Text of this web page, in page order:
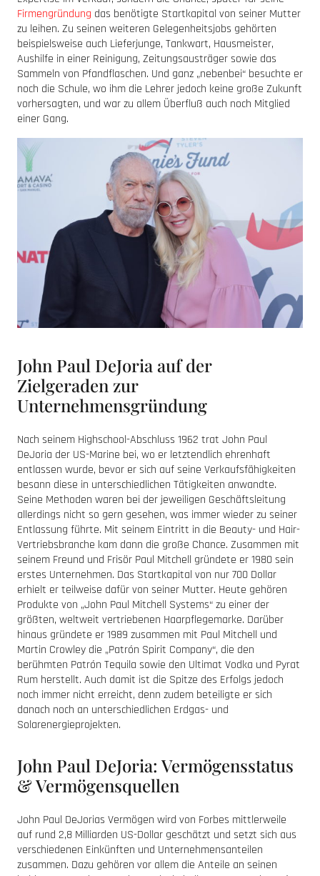
Firmengründung das benötigte Startkapital von seiner Mutter
zu leihen. Zu seinen weiteren Gelegenheitsjobs gehörten
beispielsweise auch Lieferjunge, Tankwart, Hausmeister,
Aushilfe in einer Reinigung, Zeitungsausträger sowie das
Sammeln von Pfandflaschen. Und ganz „nebenbei“ besuchte er
noch die Schule, wo ihm die Lehrer jedoch keine große Zukunft
vorhersagten, und war zu allem Überfluß auch noch Mitglied
einer Gang.
John Paul DeJoria auf der
Zielgeraden zur
Unternehmensgründung
Nach seinem Highschool-Abschluss 1962 trat John Paul
DeJoria der US-Marine bei, wo er letztendlich ehrenhaft
entlassen wurde, bevor er sich auf seine Verkaufsfähigkeiten
besann diese in unterschiedlichen Tätigkeiten anwandte.
Seine Methoden waren bei der jeweiligen Geschäftsleitung
allerdings nicht so gern gesehen, was immer wieder zu seiner
Entlassung führte. Mit seinem Eintritt in die Beauty- und Hair-
Vertriebsbranche kam dann die große Chance. Zusammen mit
seinem Freund und Frisör Paul Mitchell gründete er 1980 sein
erstes Unternehmen. Das Startkapital von nur 700 Dollar
erhielt er teilweise dafür von seiner Mutter. Heute gehören
Produkte von „John Paul Mitchell Systems“ zu einer der
größten, weltweit vertriebenen Haarpflegemarke. Darüber
hinaus gründete er 1989 zusammen mit Paul Mitchell und
Martin Crowley die „Patrón Spirit Company“, die den
berühmten Patrón Tequila sowie den Ultimat Vodka und Pyrat
Rum herstellt. Auch damit ist die Spitze des Erfolgs jedoch
noch immer nicht erreicht, denn zudem beteiligte er sich
danach noch an unterschiedlichen Erdgas- und
Solarenergieprojekten.
John Paul DeJoria: Vermögensstatus
& Vermögensquellen
John Paul DeJorias Vermögen wird von Forbes mittlerweile
auf rund 2,8 Milliarden US-Dollar geschätzt und setzt sich aus
verschiedenen Einkünften und Unternehmensanteilen
zusammen. Dazu gehören vor allem die Anteile an seinen